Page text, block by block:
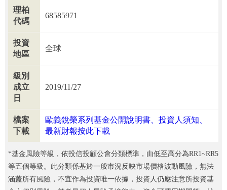
理柏
代碼
68585971
投資
地區
全球
級別
成立
日
2019/11/27
檔案
下載
歐義銳榮系列基金公開說明書、投資人須知、
最新財報按此下載
*基金風險等級，依投信投顧公會分類標準，由低至高分為RR1~RR5
等五個等級。此分類係基於一般市況反映市場價格波動風險，無法
涵蓋所有風險，不宜作為投資唯一依據，投資人仍應注意所投資基